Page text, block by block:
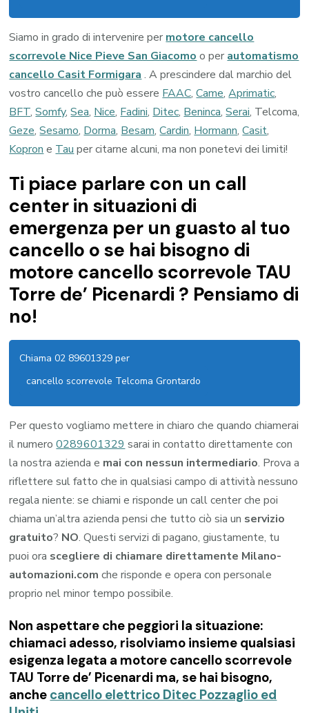
Siamo in grado di intervenire per motore cancello
scorrevole Nice Pieve San Giacomo o per automatismo
cancello Casit Formigara . A prescindere dal marchio del
vostro cancello che può essere FAAC,Came,Aprimatic,
BFT,Somfy,Sea, Nice, Fadini, Ditec, Beninca,Serai, Telcoma,
Geze,Sesamo, Dorma, Besam,Cardin, Hormann,Casit,
Kopron e Tau per citarne alcuni, ma non ponetevi dei limiti!
Ti piace parlare con un call
center in situazioni di
emergenza per un guasto al tuo
cancello o se hai bisogno di
motore cancello scorrevole TAU
Torre de’ Picenardi ? Pensiamo di
no!
Chiama 02 89601329 per
cancello scorrevole Telcoma Grontardo
Per questo vogliamo mettere in chiaro che quando chiamerai
il numero0289601329 sarai in contatto direttamente con
la nostra azienda e mai con nessun intermediario. Prova a
riflettere sul fatto che in qualsiasi campo di attività nessuno
regala niente: se chiami e risponde un call center che poi
chiama un’altra azienda pensi che tutto ciò sia un servizio
gratuito? NO. Questi servizi di pagano, giustamente, tu
puoi ora scegliere di chiamare direttamente Milano-
automazioni.com che risponde e opera con personale
proprio nel minor tempo possibile.
Non aspettare che peggiori la situazione:
chiamaci adesso, risolviamo insieme qualsiasi
esigenza legata a motore cancello scorrevole
TAU Torre de’ Picenardi ma, se hai bisogno,
anche cancello elettrico Ditec Pozzaglio ed